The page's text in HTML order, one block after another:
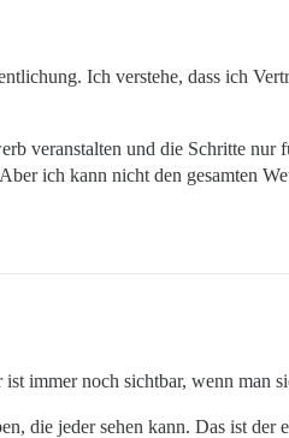
Ich verstehe, dass ich
veranstalten und die Schritte
ich kann nicht den gesamten
immer noch sichtbar, wenn man
die jeder sehen kann. Das ist der